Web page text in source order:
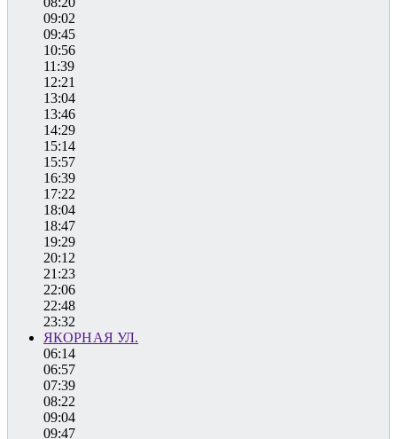
09:02
09:45
10:56
11:39
12:21
13:04
13:46
14:29
15:14
15:57
16:39
17:22
18:04
18:47
19:29
20:12
21:23
22:06
22:48
23:32
ЯКОРНАЯ УЛ.
06:14
06:57
07:39
08:22
09:04
09:47